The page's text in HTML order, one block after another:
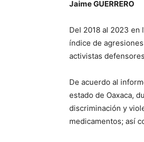
Jaime GUERRERO
Del 2018 al 2023 en
índice de
activistas
De acuerdo al
estado de Oaxaca,
discriminación y
medicamentos; así